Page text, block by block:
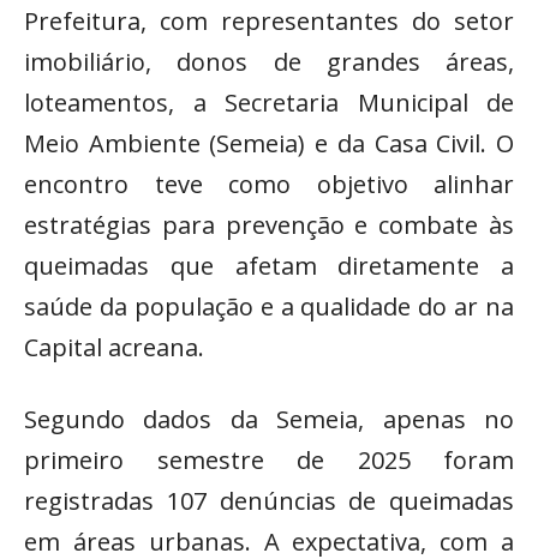
Prefeitura, com representantes do setor
imobiliário, donos de grandes áreas,
loteamentos, a Secretaria Municipal de
Meio Ambiente (Semeia) e da Casa Civil. O
encontro teve como objetivo alinhar
estratégias para prevenção e combate às
queimadas que afetam diretamente a
saúde da população e a qualidade do ar na
Capital acreana.
Segundo dados da Semeia, apenas no
primeiro semestre de 2025 foram
registradas 107 denúncias de queimadas
em áreas urbanas. A expectativa, com a